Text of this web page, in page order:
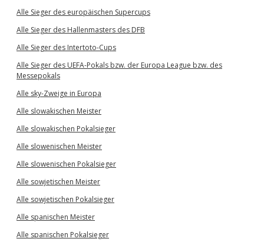
Alle Sieger des europäischen Supercups
Alle Sieger des Hallenmasters des DFB
Alle Sieger des Intertoto-Cups
Alle Sieger des UEFA-Pokals bzw. der Europa League bzw. des
Messepokals
Alle sky-Zweige in Europa
Alle slowakischen Meister
Alle slowakischen Pokalsieger
Alle slowenischen Meister
Alle slowenischen Pokalsieger
Alle sowjetischen Meister
Alle sowjetischen Pokalsieger
Alle spanischen Meister
Alle spanischen Pokalsieger